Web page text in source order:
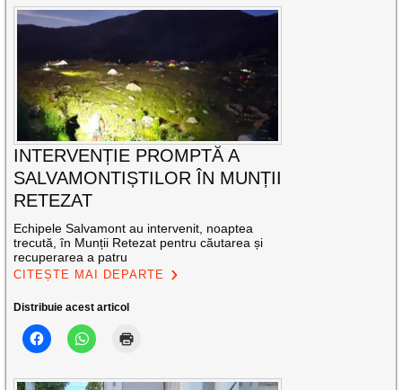
INTERVENȚIE PROMPTĂ A
SALVAMONTIȘTILOR ÎN MUNȚII
RETEZAT
Echipele Salvamont au intervenit, noaptea
trecută, în Munții Retezat pentru căutarea și
recuperarea a patru
CITEȘTE MAI DEPARTE
Distribuie acest articol